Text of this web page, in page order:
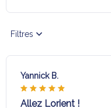
Filtres
Yannick B.
Allez Lorient !